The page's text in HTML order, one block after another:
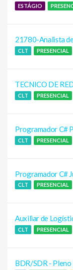
ESTÁGIO
21780-Analista
CLT PRESENCIAL
TECNICO DE
CLT PRESENCIAL
Programador C#
CLT PRESENCIAL
Programador C#
CLT PRESENCIAL
Auxiliar de
CLT PRESENCIAL
BDR/SDR - Pleno